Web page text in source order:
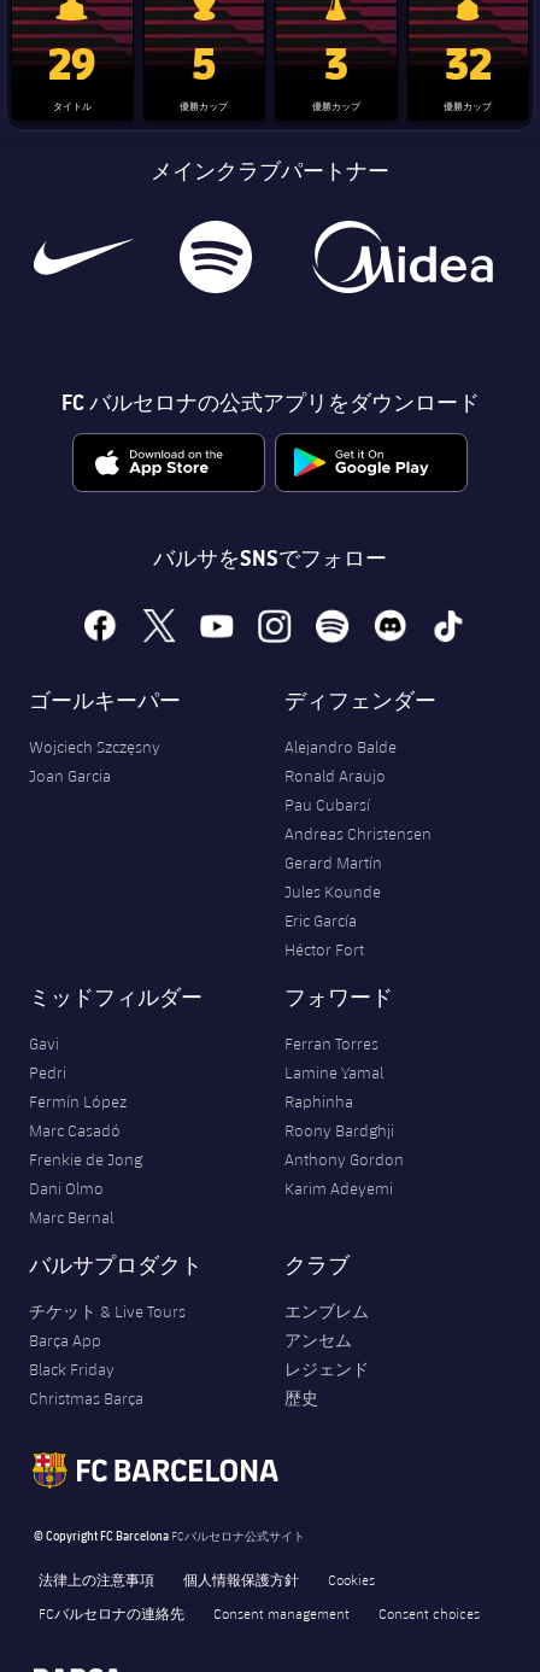
La Liga trophy
29
タイトル
Champions League trophy
5
優勝カップ
label.aria.clubworldcup
3
優勝カップ
国王杯
32
優勝カップ
メインクラブパートナー
FC バルセロナの公式アプリをダウンロード
バルサをSNSでフォロー
facebook
x youtubeinstagramspotify discord tiktok
ゴールキーパー
Wojciech Szczęsny
Joan Garcia
ディフェンダー
Alejandro Balde
Ronald Araujo
Pau Cubarsí
Andreas Christensen
Gerard Martín
Jules Kounde
Eric García
Héctor Fort
ミッドフィルダー
Gavi
Pedri
Fermín López
Marc Casadó
Frenkie de Jong
Dani Olmo
Marc Bernal
フォワード
Ferran Torres
Lamine Yamal
Raphinha
Roony Bardghji
Anthony Gordon
Karim Adeyemi
バルサプロダクト
チケット & Live Tours
Barça App
Black Friday
Christmas Barça
クラブ
エンブレム
アンセム
レジェンド
歴史
© Copyright FC Barcelona FCバルセロナ公式サイト
法律上の注意事項 個人情報保護方針
Cookies
FCバルセロナの連絡先
Consent management Consent choices